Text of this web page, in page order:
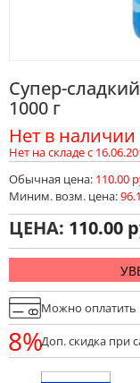
Супер-
1000 г
Нет в наличии
Нет на складе с
Обычная цена: 110.00
Миним. возм. цена:
ЦЕНА: 110.00
Можно оплатить
8%Доп. скидка при